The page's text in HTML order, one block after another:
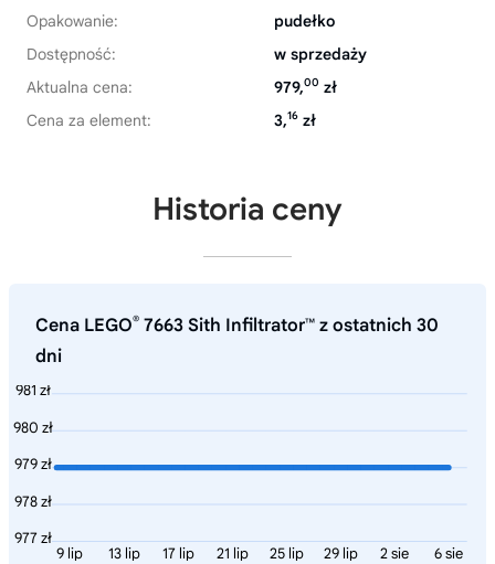
Opakowanie:
pudełko
Dostępność:
w sprzedaży
Aktualna cena:
979,00 zł
Cena za element:
3,16 zł
Historia ceny
Cena LEGO® 7663 Sith Infiltrator™ z ostatnich 30
dni
981 zł
980 zł
979 zł
978 zł
977 zł
6 sie
2 sie
29 lip
25 lip
21 lip
17 lip
13 lip
9 lip